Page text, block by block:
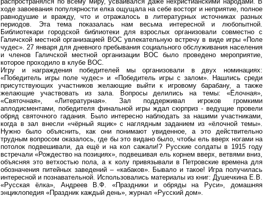
ходе завоевания популярности елка ощущала на себе восторг и неприятие, полное
равнодушие и вражду, что и отражалось в литературных источниках разных
периодов. Эта тема показалась нам весьма интересной и любопытной.
Библиотекари городской библиотеки для взрослых организовали совместно с
Галичской местной организацией ВОС увлекательную встречу в виде игры «Поле
чудес». 27 января для дневного пребывания социального обслуживания населения
и членов Галичской местной организации ВОС было проведено мероприятие,
которое проходило в клубе ВОС.
Игру и награждения победителей мы организовали в двух номинациях:
«Победитель игры поле чудес» и «Победитель игры с залом». Нашлись среди
присутствующих участников желающие выйти к игровому барабану, а также
желающие участвовать из зала. Вопросы делились на темы: «Ёлочная»,
«Святочная», «Литературная». Зал поддерживал игроков громкими
аплодисментами, победителя финальной игры ждал сюрприз - ведущие провели
обряд святочного гадания. Было интересно наблюдать за нашими участниками,
когда в зал внесли «чёрный ящик» с наглядным заданием из «ёлочной темы».
Нужно было объяснить, как они понимают увиденное, а это действительно
трудным вопросом оказалось, где бы это видано было, чтобы ель вверх ногами на
потолок подвешивали, да ещё и на кол сажали!? Русские солдаты в 1915 году
встречали «Рождество на позициях», подвешивая ель корнем вверх, ветвями вниз,
объясняя это ветхостью пола, а к колу привязывали в Петровские времена для
обозначения питейных заведений – «кабаков». Бывало и такое! Игра получилась
интересной и познавательной. Использовались материалы из книг: Душечкина Е.В.
«Русская ёлка», Андреев В.Ф. «Праздники и обряды на Руси», домашняя
энциклопедия «Праздник каждый день», журнал «Русский дом».